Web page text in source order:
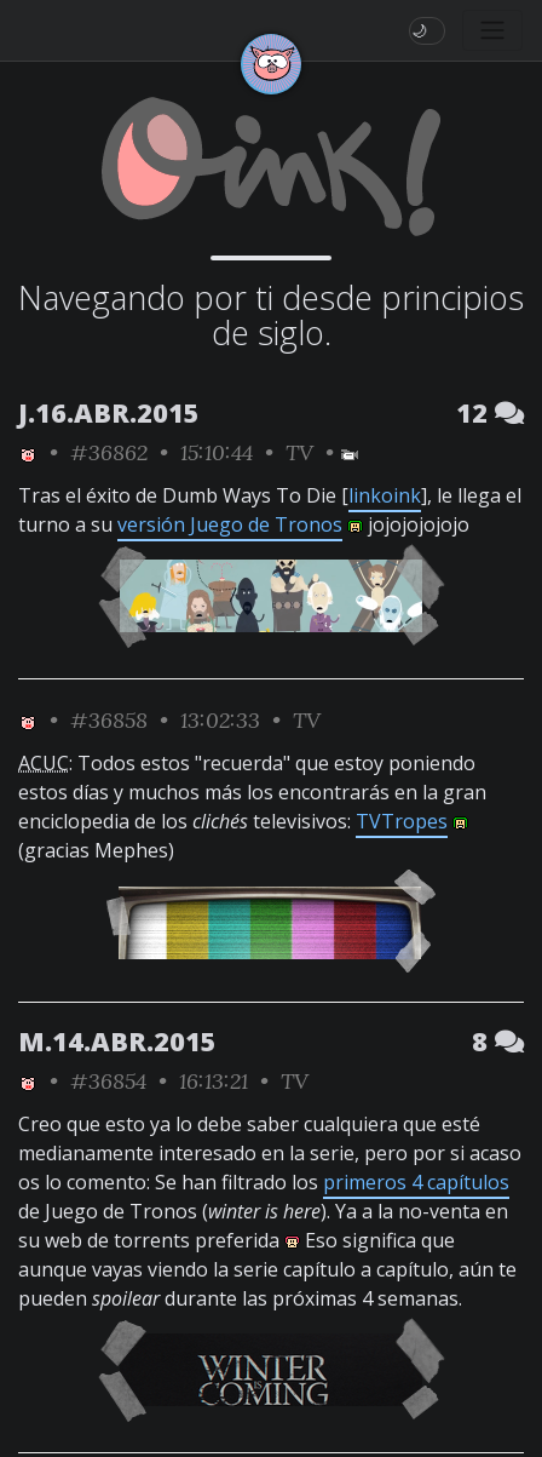
🌙
Navegando por ti desde principios
de siglo.
J.16.ABR.2015 12
• #36862 • 15:10:44 • TV•
Tras el éxito de Dumb Ways To Die [linkoink], le llega el
turno a su versión Juego de Tronos jojojojojojo
• #36858 • 13:02:33 • TV
ACUC: Todos estos "recuerda" que estoy poniendo
estos días y muchos más los encontrarás en la gran
enciclopedia de los clichéstelevisivos: TVTropes
(gracias Mephes)
M.14.ABR.2015 8
• #36854 • 16:13:21 • TV
Creo que esto ya lo debe saber cualquiera que esté
medianamente interesado en la serie, pero por si acaso
os lo comento: Se han filtrado los primeros 4 capítulos
de Juego de Tronos (winter is here). Ya a la no-venta en
su web de torrents preferida
Eso significa que
aunque vayas viendo la serie capítulo a capítulo, aún te
pueden spoileardurante las próximas 4 semanas.